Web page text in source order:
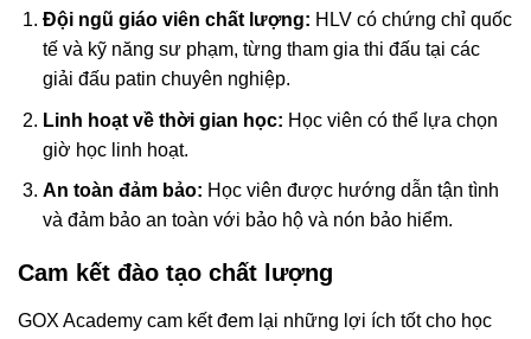
Đội ngũ giáo viên chất lượng: HLV có chứng chỉ quốc
tế và kỹ năng sư phạm, từng tham gia thi đấu tại các
giải đấu patin chuyên nghiệp.
Linh hoạt về thời gian học: Học viên có thể lựa chọn
giờ học linh hoạt.
An toàn đảm bảo: Học viên được hướng dẫn tận tình
và đảm bảo an toàn với bảo hộ và nón bảo hiểm.
Cam kết đào tạo chất lượng
GOX Academy cam kết đem lại những lợi ích tốt cho học